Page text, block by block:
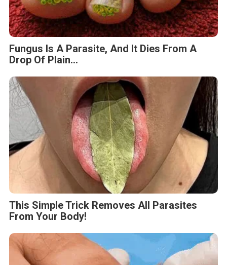
Fungus Is A Parasite, And It Dies From A
Drop Of Plain...
This Simple Trick Removes All Parasites
From Your Body!